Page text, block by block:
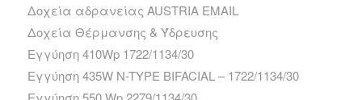
Δοχεία αδρανείας AUSTRIA EMAIL
Δοχεία Θέρμανσης & Ύδρευσης
Εγγύηση 410Wp 1722/1134/30
Εγγύηση 435W N-TYPE BIFACIAL – 1722/1134/30